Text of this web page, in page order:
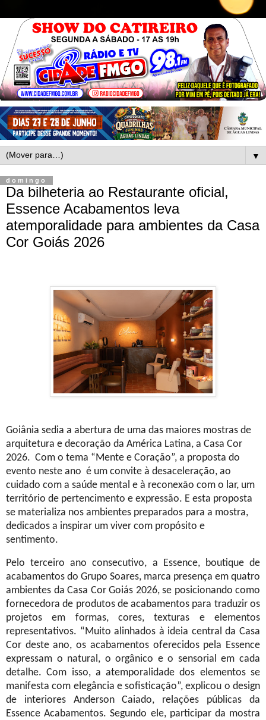
▼
domingo
Da bilheteria ao Restaurante oficial,
Essence Acabamentos leva
atemporalidade para ambientes da Casa
Cor Goiás 2026
Goiânia sedia a abertura de uma das maiores mostras de
arquitetura e decoração da América Latina, a Casa Cor
2026. Com o tema “Mente e Coração”, a proposta do
evento neste ano é um convite à desaceleração, ao
cuidado com a saúde mental e à reconexão com o lar, um
território de pertencimento e expressão. E esta proposta
se materializa nos ambientes preparados para a mostra,
dedicados a inspirar um viver com propósito e
sentimento.
Pelo terceiro ano consecutivo, a Essence, boutique de
acabamentos do Grupo Soares, marca presença em quatro
ambientes da Casa Cor Goiás 2026, se posicionando como
fornecedora de produtos de acabamentos para traduzir os
projetos em formas, cores, texturas e elementos
representativos. “Muito alinhados à ideia central da Casa
Cor deste ano, os acabamentos oferecidos pela Essence
expressam o natural, o orgânico e o sensorial em cada
detalhe. Com isso, a atemporalidade dos elementos se
manifesta com elegância e sofisticação”, explicou o design
de interiores Anderson Caiado, relações públicas da
Essence Acabamentos. Segundo ele, participar da mostra